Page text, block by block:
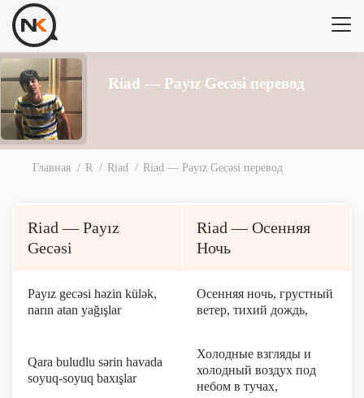
Riad — Payız Gecəsi перевод
Главная R Riad Riad — Payız Gecəsi перевод
Riad — Payız
Gecəsi
Riad — Осенняя
Ночь
Payız gecəsi həzin külək,
narın atan yağışlar
Осенняя ночь, грустный
ветер, тихий дождь,
Qara buludlu sərin havada
soyuq-soyuq baxışlar
Холодные взгляды и
холодный воздух под
небом в тучах,